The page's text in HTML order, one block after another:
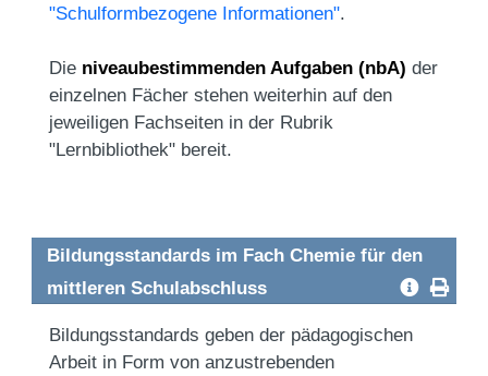
"Schulformbezogene Informationen".
Die niveaubestimmenden Aufgaben (nbA) der
einzelnen Fächer stehen weiterhin auf den
jeweiligen Fachseiten in der Rubrik
"Lernbibliothek" bereit.
Bildungsstandards im Fach Chemie für den
mittleren Schulabschluss
Bildungsstandards geben der pädagogischen
Arbeit in Form von anzustrebenden